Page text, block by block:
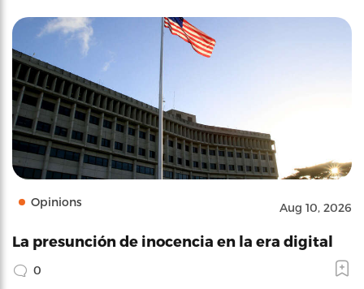
Opinions Aug 10, 2026
La presunción de inocencia en la era digital
0